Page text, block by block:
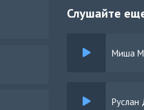
Слушайте
Миша
Руслан